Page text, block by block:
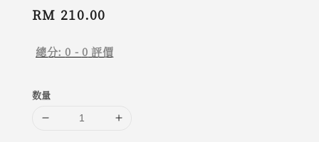
Regular
RM 210.00
總分:0 - 0 評價
数量